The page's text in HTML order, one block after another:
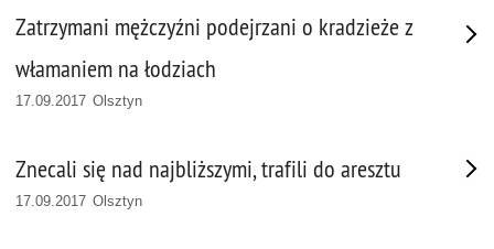
Zatrzymani mężczyźni podejrzani o kradzieże z
włamaniem na łodziach
17.09.2017 Olsztyn
Znecali się nad najbliższymi, trafili do aresztu
17.09.2017 Olsztyn